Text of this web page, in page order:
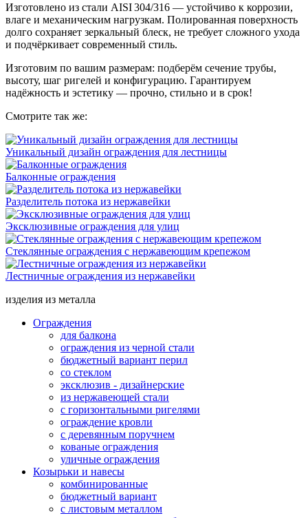
Изготовлено из стали AISI 304/316 — устойчиво к коррозии,
влаге и механическим нагрузкам. Полированная поверхность
долго сохраняет зеркальный блеск, не требует сложного ухода
и подчёркивает современный стиль.
Изготовим по вашим размерам: подберём сечение трубы,
высоту, шаг ригелей и конфигурацию. Гарантируем
надёжность и эстетику — прочно, стильно и в срок!
Смотрите так же:
Уникальный дизайн ограждения для лестницы
Балконные ограждения
Разделитель потока из нержавейки
Эксклюзивные ограждения для улиц
Стеклянные ограждения с нержавеющим крепежом
Лестничные ограждения из нержавейки
изделия из металла
Ограждения
для балкона
ограждения из черной стали
бюджетный вариант перил
со стеклом
эксклюзив - дизайнерские
из нержавеющей стали
с горизонтальными ригелями
ограждение кровли
с деревянным поручнем
кованые ограждения
уличные ограждения
Козырьки и навесы
комбинированные
бюджетный вариант
с листовым металлом